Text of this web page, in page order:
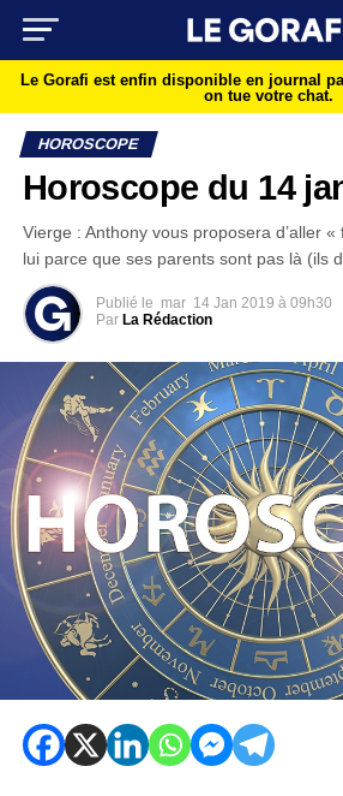
Le Gorafi est enfin disponible en journal
on tue votre chat.
HOROSCOPE
Horoscope du 14
Vierge : Anthony vous proposera d’aller
lui parce que ses parents sont pas là (ils
Publié le mar 14 Jan 2019 à 09h30
Par La Rédaction